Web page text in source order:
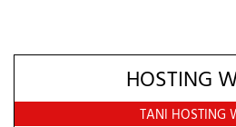
HOSTING
TANI HOSTING